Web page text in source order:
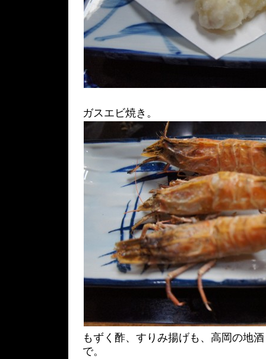
ガスエビ焼き。
もずく酢、すりみ揚げも、高岡の地
で。